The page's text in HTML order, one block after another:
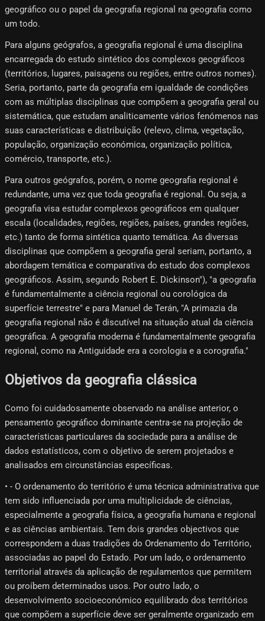
geográfico ou o papel da geografia regional na geografia como
um todo.
Para alguns geógrafos, a geografia regional é uma disciplina
encarregada do estudo sintético dos complexos geográficos
(territórios, lugares, paisagens ou regiões, entre outros nomes).
Seria, portanto, parte da geografia em igualdade de condições
com as múltiplas disciplinas que compõem a geografia geral ou
sistemática, que estudam analiticamente vários fenómenos nas
suas características e distribuição (relevo, clima, vegetação,
população, organização económica, organização política,
comércio, transporte, etc.).
Para outros geógrafos, porém, o nome geografia regional é
redundante, uma vez que toda geografia é regional. Ou seja, a
geografia visa estudar complexos geográficos em qualquer
escala (localidades, regiões, regiões, países, grandes regiões,
etc.) tanto de forma sintética quanto temática. As diversas
disciplinas que compõem a geografia geral seriam, portanto, a
abordagem temática e comparativa do estudo dos complexos
geográficos. Assim, segundo Robert E. Dickinson"), "a geografia
é fundamentalmente a ciência regional ou corológica da
superfície terrestre" e para Manuel de Terán, "A primazia da
geografia regional não é discutível na situação atual da ciência
geográfica. A geografia moderna é fundamentalmente geografia
regional, como na Antiguidade era a corologia e a corografia."
Objetivos da geografia clássica
Como foi cuidadosamente observado na análise anterior, o
pensamento geográfico dominante centra-se na projeção de
características particulares da sociedade para a análise de
dados estatísticos, com o objetivo de serem projetados e
analisados ​​em circunstâncias específicas.
• - O ordenamento do território é uma técnica administrativa que
tem sido influenciada por uma multiplicidade de ciências,
especialmente a geografia física, a geografia humana e regional
e as ciências ambientais. Tem dois grandes objectivos que
correspondem a duas tradições do Ordenamento do Território,
associadas ao papel do Estado. Por um lado, o ordenamento
territorial através da aplicação de regulamentos que permitem
ou proíbem determinados usos. Por outro lado, o
desenvolvimento socioeconómico equilibrado dos territórios
que compõem a superfície deve ser geralmente organizado em